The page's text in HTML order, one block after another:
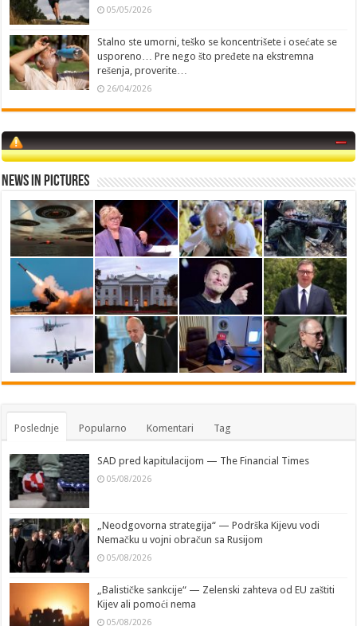
05/05/2026
Stalno ste umorni, teško se koncentrišete i osećate se
usporeno… Pre nego što pređete na ekstremna
rešenja, proverite…
26/04/2026
News in Pictures
Poslednje Popularno Komentari Tag
SAD pred kapitulacijom — The Financial Times
05/08/2026
„Neodgovorna strategija“ — Podrška Kijevu vodi
Nemačku u vojni obračun sa Rusijom
05/08/2026
„Balističke sankcije“ — Zelenski zahteva od EU zaštiti
Kijev ali pomoći nema
05/08/2026